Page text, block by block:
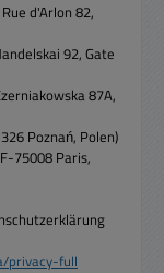
d'Arlon 82,
92, Gate
87A,
Poznań, Polen)
75008 Paris,
privacy-full